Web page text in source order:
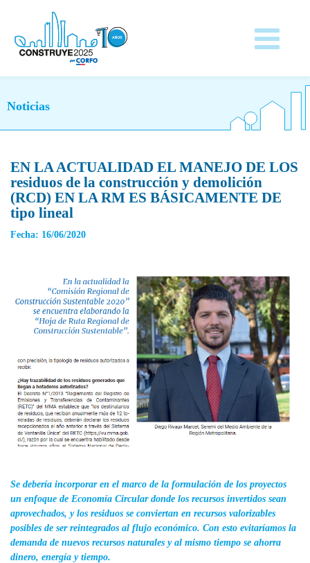
Noticias
EN LA ACTUALIDAD EL MANEJO DE LOS
residuos de la construcción y demolición
(RCD) EN LA RM ES BÁSICAMENTE DE
tipo lineal
Fecha: 16/06/2020
Se debería incorporar en el marco de la formulación de los proyectos
un enfoque de Economía Circular donde los recursos invertidos sean
aprovechados, y los residuos se conviertan en recursos valorizables
posibles de ser reintegrados al flujo económico. Con esto evitaríamos la
demanda de nuevos recursos naturales y al mismo tiempo se ahorra
dinero, energía y tiempo.